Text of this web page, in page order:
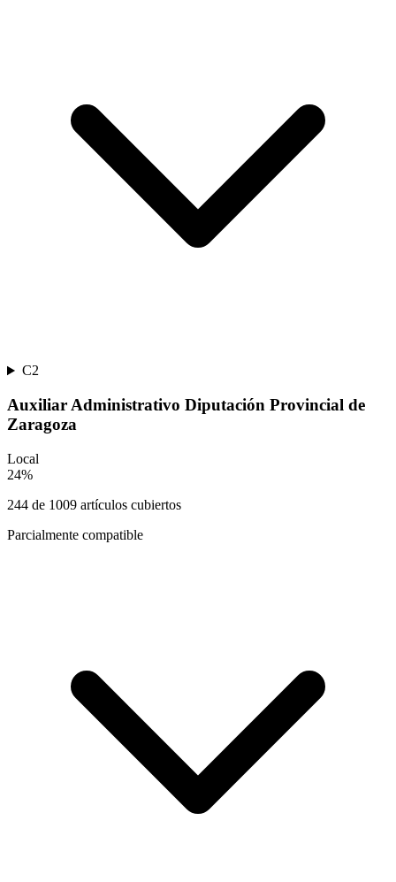
C2
Auxiliar Administrativo Diputación Provincial de
Zaragoza
Local
24%
244 de 1009 artículos cubiertos
Parcialmente compatible